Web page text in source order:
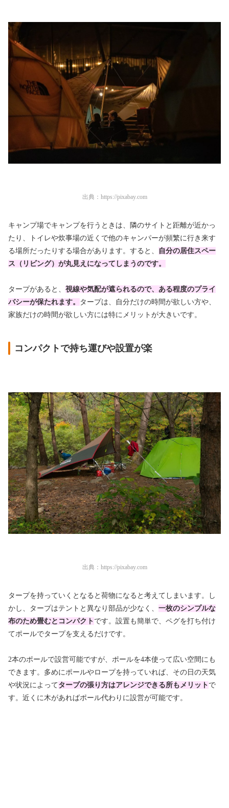
出典： https://pixabay.com
キャンプ場でキャンプを行うときは、隣のサイトと距離が近かっ
たり、トイレや炊事場の近くで他のキャンパーが頻繁に行き来す
る場所だったりする場合があります。すると、
自分の居住スペー
ス（リビング）が丸見えになってしまうのです。
タープがあると、 視線や気配が遮られるので、ある程度のプライ
バシーが保たれます。
タープは、自分だけの時間が欲しい方や、
家族だけの時間が欲しい方には特にメリットが大きいです。
コンパクトで持ち運びや設置が楽
出典： https://pixabay.com
タープを持っていくとなると荷物になると考えてしまいます。し
かし、タープはテントと異なり部品が少なく、 一枚のシンプルな
布のため畳むとコンパクト です。設置も簡単で、ペグを打ち付け
てポールでタープを支えるだけです。
2本のポールで設営可能ですが、ポールを4本使って広い空間にも
できます。多めにポールやロープを持っていれば、その日の天気
や状況によってタープの張り方はアレンジできる所もメリット で
す。近くに木があればポール代わりに設営が可能です。